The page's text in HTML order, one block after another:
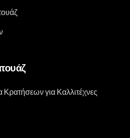
για Καλλιτέχνες